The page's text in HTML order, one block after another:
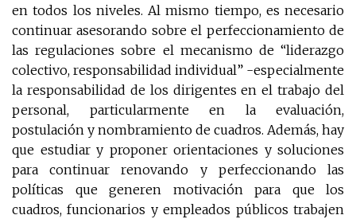
en todos los niveles. Al mismo tiempo, es necesario
continuar asesorando sobre el perfeccionamiento de
las regulaciones sobre el mecanismo de “liderazgo
colectivo, responsabilidad individual” -especialmente
la responsabilidad de los dirigentes en el trabajo del
personal, particularmente en la evaluación,
postulación y nombramiento de cuadros. Además, hay
que estudiar y proponer orientaciones y soluciones
para continuar renovando y perfeccionando las
políticas que generen motivación para que los
cuadros, funcionarios y empleados públicos trabajen